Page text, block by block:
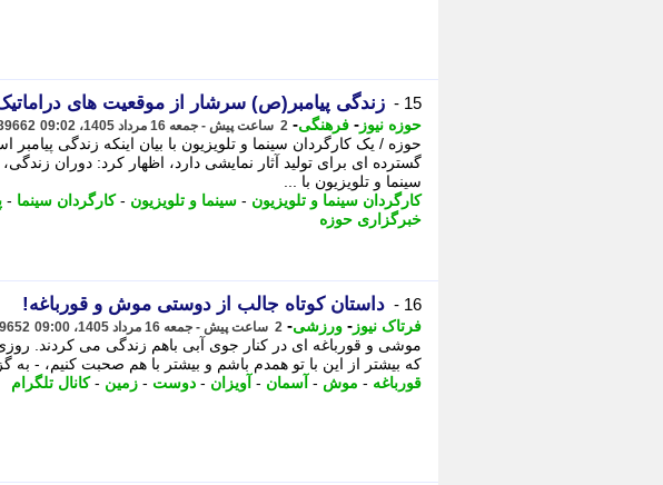
15 - زندگی پیامبر(ص) سرشار از موقعیت های
حوزه نیوز - فرهنگی- 2 ساعت پیش - جمعه 16 مرداد 1405، 09:02
حوزه / یک کارگردان سینما و تلویزیون با بیان اینکه زندگی
گسترده ای برای تولید آثار نمایشی دارد، اظهار کرد: دوران
سینما و تلویزیون با ...
کارگردان سینما و تلویزیون - سینما و تلویزیون -کارگردان سینما -
خبرگزاری حوزه
16 - داستان کوتاه جالب از دوستی موش و قورباغه!
فرتاک نیوز - ورزشی- 2 ساعت پیش - جمعه 16 مرداد 1405، 09:00
موشی و قورباغه ای در کنار جوی آبی باهم زندگی می کردند.
که بیشتر از این با تو همدم باشم و بیشتر با هم صحبت کنیم، - به
قورباغه - موش - آسمان - آویزان - دوست - زمین -کانال تلگرام